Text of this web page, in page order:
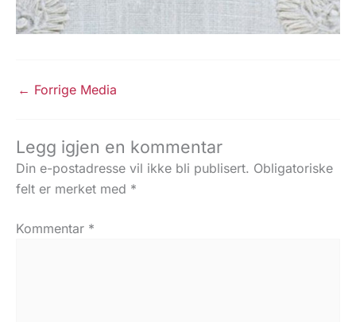
← Forrige Media
Legg igjen en kommentar
Din e-postadresse vil ikke bli publisert. Obligatoriske
felt er merket med *
Kommentar *